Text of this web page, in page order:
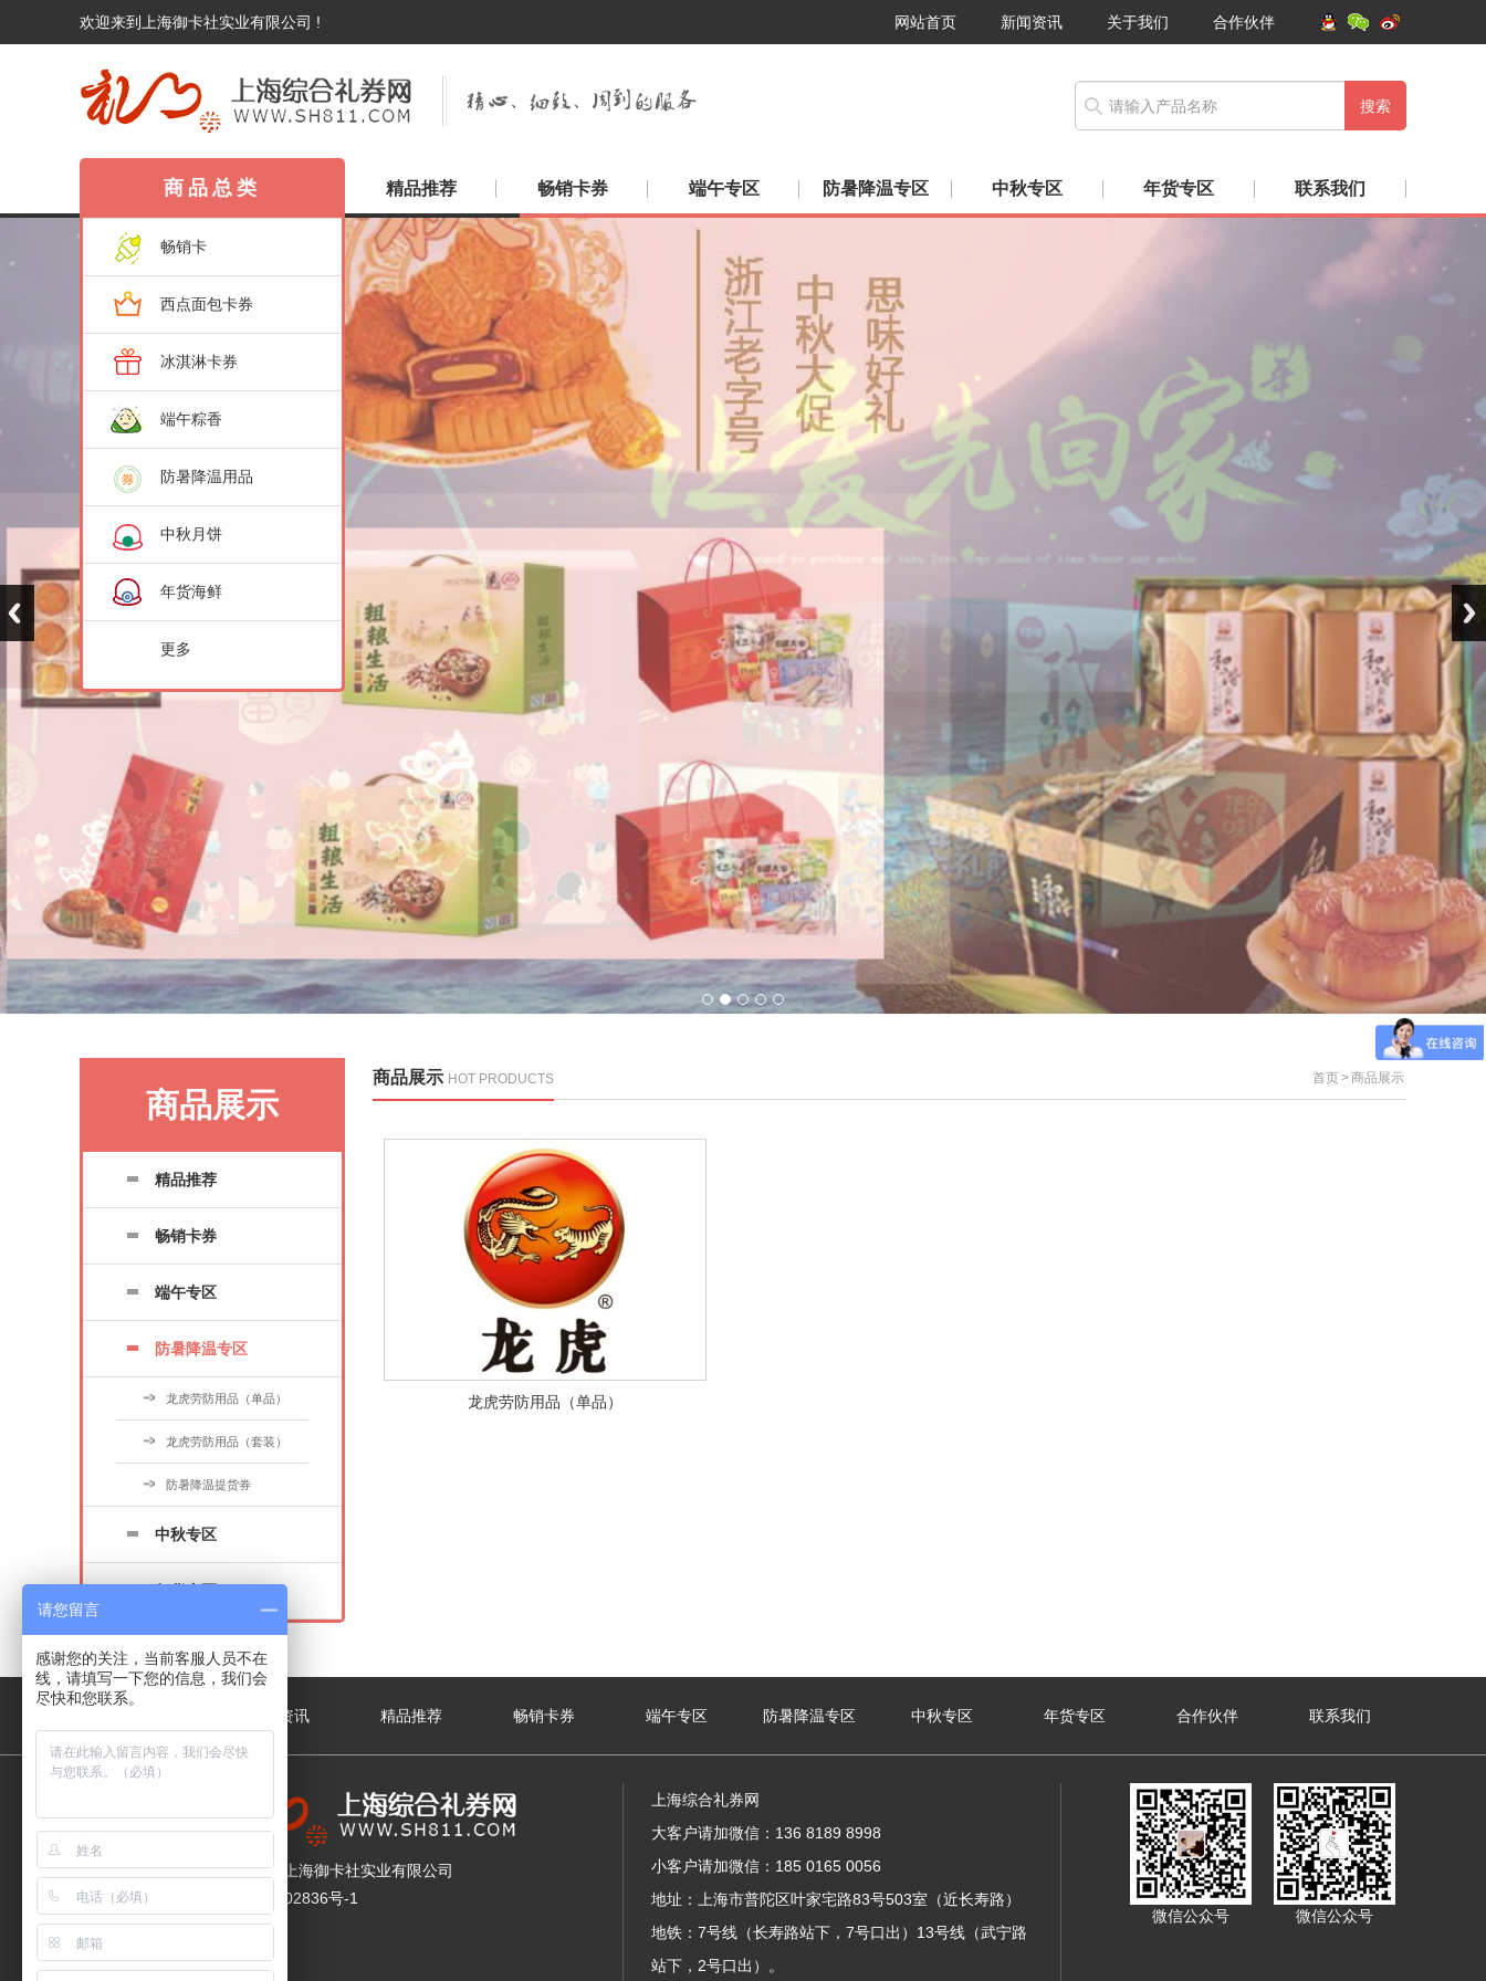
欢迎来到上海御卡社实业有限公司 ! 网站首页 新闻资讯 关于我们 合作伙伴
搜索
商品总类
畅销卡
西点面包卡券
冰淇淋卡券
端午粽香
防暑降温用品
中秋月饼
年货海鲜
更多
精品推荐 畅销卡券 端午专区 防暑降温专区 中秋专区 年货专区 联系我们
1 2 3 4 5
商品展示
精品推荐
畅销卡券
端午专区
防暑降温专区
龙虎劳防用品（单品）
龙虎劳防用品（套装）
防暑降温提货券
中秋专区
商品展示 HOT PRODUCTS 首页>商品展示
龙虎劳防用品（单品）
新闻资讯 精品推荐 畅销卡券 端午专区 防暑降温专区 中秋专区 年货专区 合作伙伴 联系我们
版权所有 © 上海御卡社实业有限公司
沪ICP备17002836号-1
上海综合礼券网
大客户请加微信：136 8189 8998
小客户请加微信：185 0165 0056
地址：上海市普陀区叶家宅路83号503室（近长寿路）
地铁：7号线（长寿路站下，7号口出）13号线（武宁路
站下，2号口出）。
微信公众号
微信公众号
请您留言
感谢您的关注，当前客服人员不在
线，请填写一下您的信息，我们会
尽快和您联系。